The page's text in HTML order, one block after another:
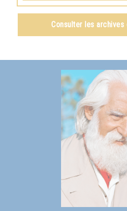
choses belles et bonnes dans le
Consulter les archives